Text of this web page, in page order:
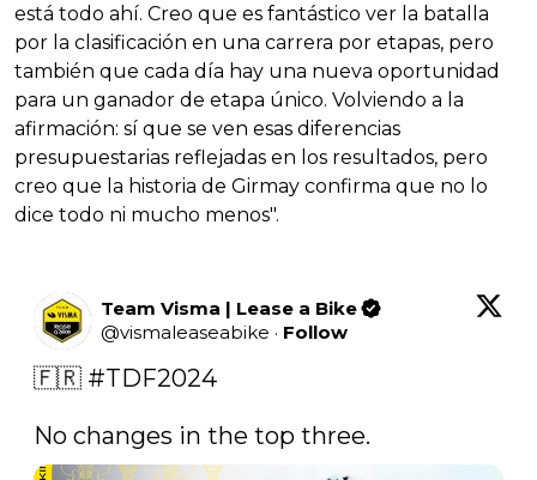
está todo ahí. Creo que es fantástico ver la batalla
por la clasificación en una carrera por etapas, pero
también que cada día hay una nueva oportunidad
para un ganador de etapa único. Volviendo a la
afirmación: sí que se ven esas diferencias
presupuestarias reflejadas en los resultados, pero
creo que la historia de Girmay confirma que no lo
dice todo ni mucho menos".
Team Visma | Lease a Bike
@vismaleaseabike · Follow
🇫🇷 #TDF2024
No changes in the top three.